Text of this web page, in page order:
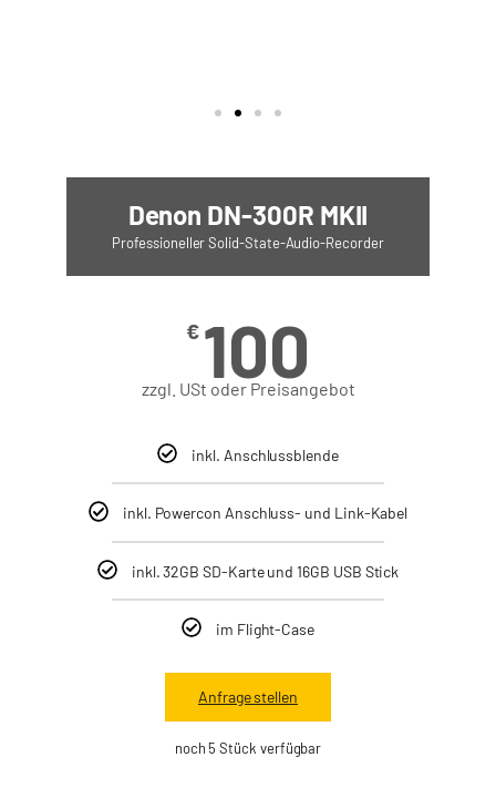
Denon DN-300R MKII
Professioneller Solid-State-Audio-Recorder
€ 100
zzgl. USt oder Preisangebot
inkl. Anschlussblende
inkl. Powercon Anschluss- und Link-Kabel
inkl. 32GB SD-Karte und 16GB USB Stick
im Flight-Case
Anfrage stellen
noch 5 Stück verfügbar